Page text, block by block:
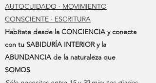
AUTOCUIDADO · MOVIMIENTO
CONSCIENTE · ESCRITURA
Habítate desde la CONCIENCIA y conecta
con tu SABIDURÍA INTERIOR y la
ABUNDANCIA de la naturaleza que
SOMOS